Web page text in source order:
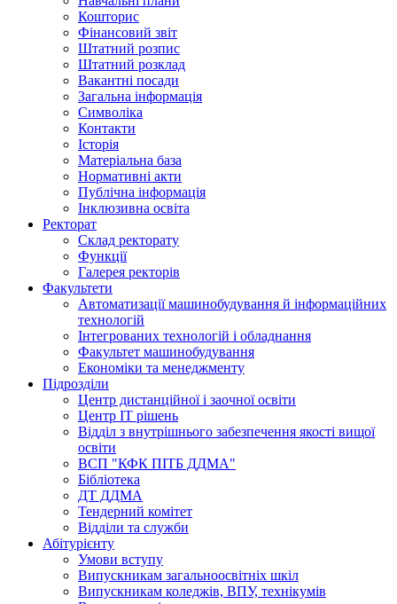
Кошторис
Фінансовий звіт
Штатний розпис
Штатний розклад
Вакантні посади
Загальна інформація
Символіка
Контакти
Історія
Матеріальна база
Нормативні акти
Публічна інформація
Інклюзивна освіта
Ректорат
Склад ректорату
Функції
Галерея ректорів
Факультети
Автоматизації машинобудування й інформаційних
технологій
Інтегрованих технологій і обладнання
Факультет машинобудування
Економіки та менеджменту
Підрозділи
Центр дистанційної і заочної освіти
Центр ІТ рішень
Відділ з внутрішнього забезпечення якості вищої
освіти
ВСП "КФК ПІТБ ДДМА"
Бібліотека
ДТ ДДМА
Тендерний комітет
Відділи та служби
Абітурієнту
Умови вступу
Випускникам загальноосвітніх шкіл
Випускникам коледжів, ВПУ, технікумів